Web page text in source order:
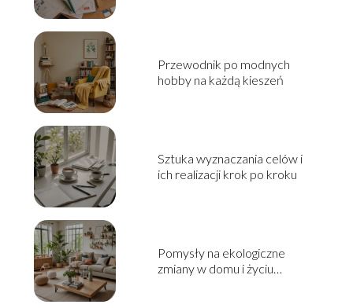
Przewodnik po modnych
hobby na każdą kieszeń
Sztuka wyznaczania celów i
ich realizacji krok po kroku
Pomysły na ekologiczne
zmiany w domu i życiu